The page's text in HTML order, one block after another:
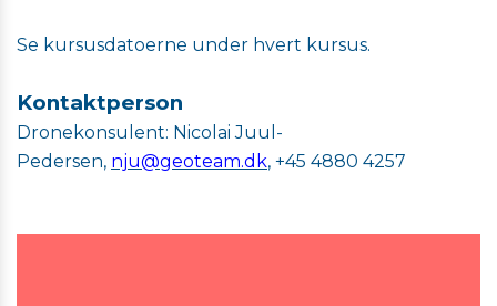
Se kursusdatoerne under hvert kursus.
Kontaktperson
Dronekonsulent: Nicolai Juul-
Pedersen, nju@geoteam.dk, +45 4880 4257